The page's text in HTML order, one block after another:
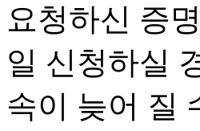
요청하신 증
일 신청하실
속이 늦어 질